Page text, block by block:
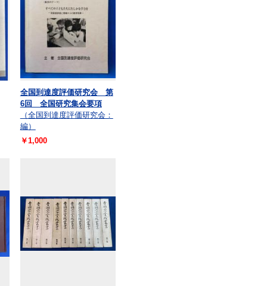
全国到達度評価研究会 第
6回 全国研究集会要項
（全国到達度評価研究会：
編）
￥1,000